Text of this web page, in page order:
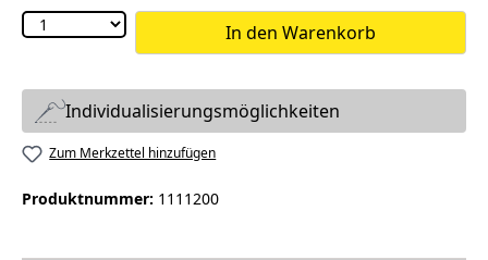
In den Warenkorb
Individualisierungsmöglichkeiten
Zum Merkzettel hinzufügen
Produktnummer: 1111200